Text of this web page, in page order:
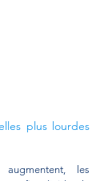
plus lourdes
les